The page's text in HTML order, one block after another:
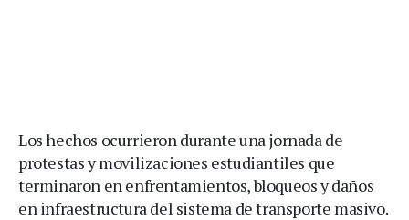
Los hechos ocurrieron durante una jornada de
protestas y movilizaciones estudiantiles que
terminaron en enfrentamientos, bloqueos y daños
en infraestructura del sistema de transporte masivo.